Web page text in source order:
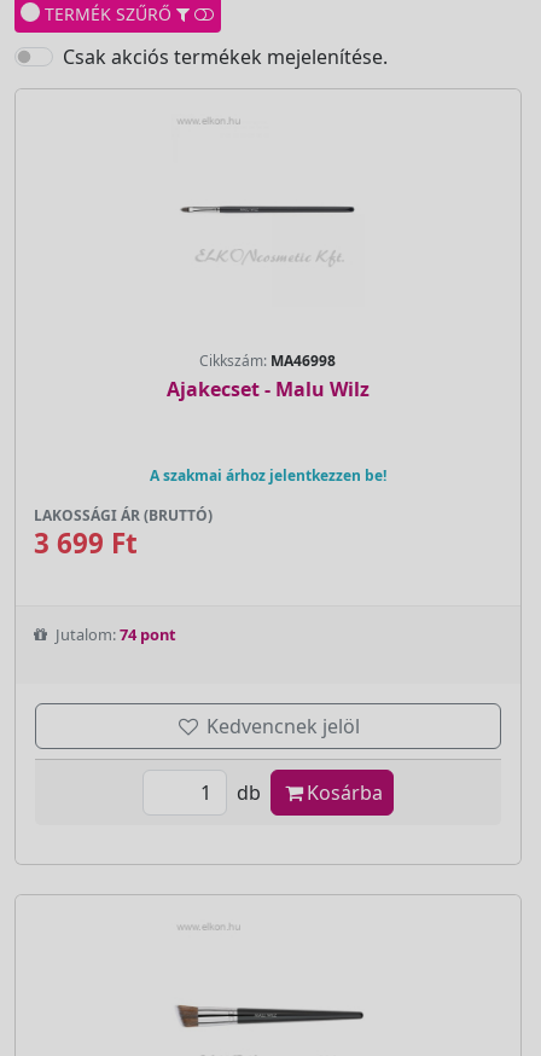
TERMÉK SZŰRŐ
Csak akciós termékek mejelenítése.
Cikkszám: MA46998
Ajakecset - Malu Wilz
A szakmai árhoz jelentkezzen be!
LAKOSSÁGI ÁR (BRUTTÓ)
3 699 Ft
Jutalom:74 pont
Kedvencnek jelöl
db Kosárba